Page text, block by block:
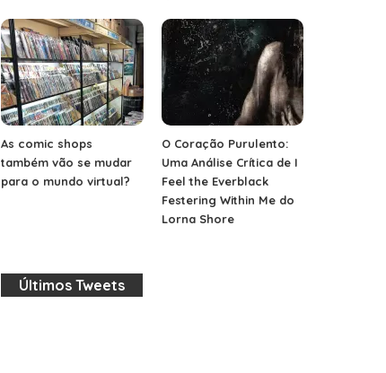
As comic shops
também vão se mudar
para o mundo virtual?
O Coração Purulento:
Uma Análise Crítica de I
Feel the Everblack
Festering Within Me do
Lorna Shore
Últimos Tweets